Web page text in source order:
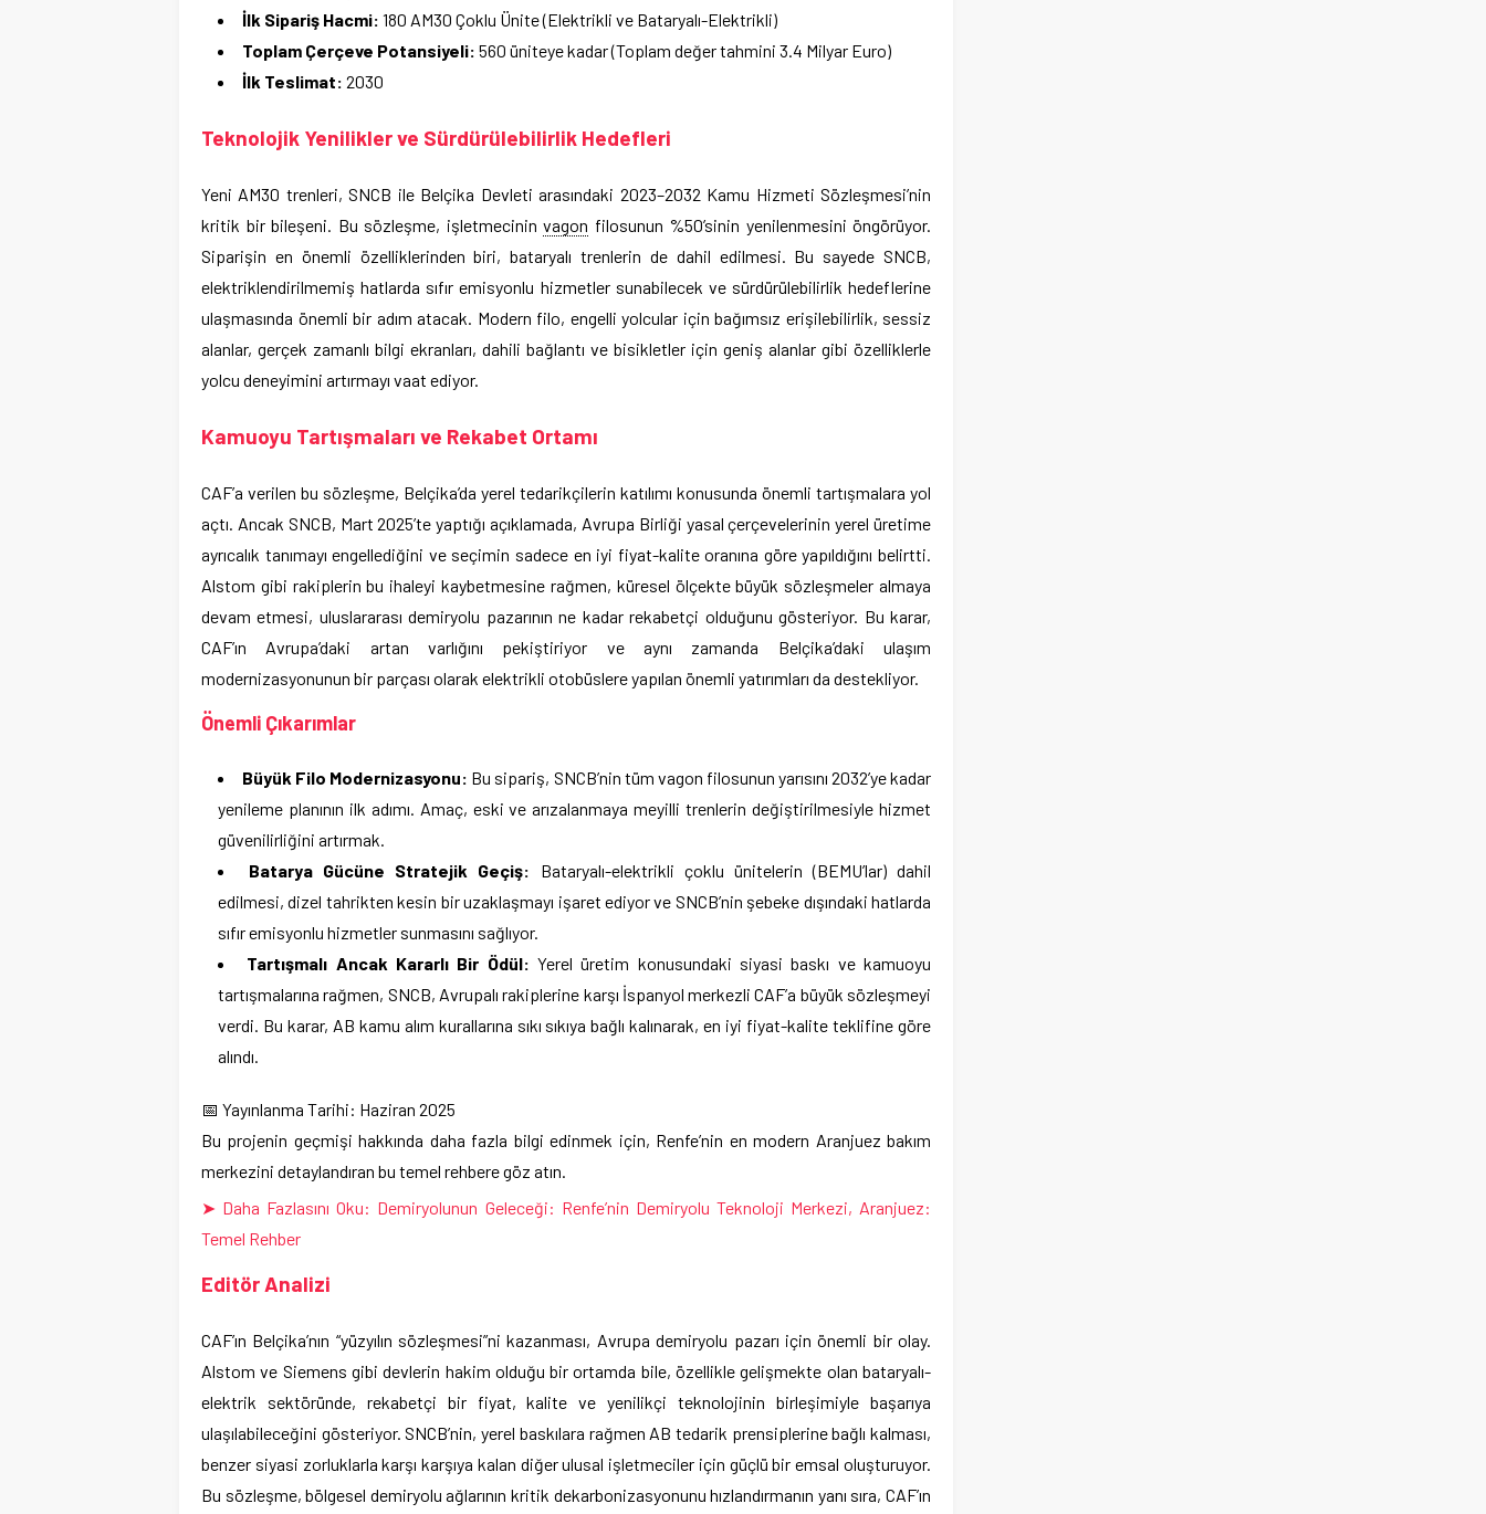
İlk Sipariş Hacmi: 180 AM30 Çoklu Ünite (Elektrikli ve Bataryalı-Elektrikli)
Toplam Çerçeve Potansiyeli: 560 üniteye kadar (Toplam değer tahmini 3.4 Milyar Euro)
İlk Teslimat: 2030
Teknolojik Yenilikler ve Sürdürülebilirlik Hedefleri
Yeni AM30 trenleri, SNCB ile Belçika Devleti arasındaki 2023–2032 Kamu Hizmeti Sözleşmesi’nin
kritik bir bileşeni. Bu sözleşme, işletmecinin vagon filosunun %50’sinin yenilenmesini öngörüyor.
Siparişin en önemli özelliklerinden biri, bataryalı trenlerin de dahil edilmesi. Bu sayede SNCB,
elektriklendirilmemiş hatlarda sıfır emisyonlu hizmetler sunabilecek ve sürdürülebilirlik hedeflerine
ulaşmasında önemli bir adım atacak. Modern filo, engelli yolcular için bağımsız erişilebilirlik, sessiz
alanlar, gerçek zamanlı bilgi ekranları, dahili bağlantı ve bisikletler için geniş alanlar gibi özelliklerle
yolcu deneyimini artırmayı vaat ediyor.
Kamuoyu Tartışmaları ve Rekabet Ortamı
CAF’a verilen bu sözleşme, Belçika’da yerel tedarikçilerin katılımı konusunda önemli tartışmalara yol
açtı. Ancak SNCB, Mart 2025’te yaptığı açıklamada, Avrupa Birliği yasal çerçevelerinin yerel üretime
ayrıcalık tanımayı engellediğini ve seçimin sadece en iyi fiyat-kalite oranına göre yapıldığını belirtti.
Alstom gibi rakiplerin bu ihaleyi kaybetmesine rağmen, küresel ölçekte büyük sözleşmeler almaya
devam etmesi, uluslararası demiryolu pazarının ne kadar rekabetçi olduğunu gösteriyor. Bu karar,
CAF’ın Avrupa’daki artan varlığını pekiştiriyor ve aynı zamanda Belçika’daki ulaşım
modernizasyonunun bir parçası olarak elektrikli otobüslere yapılan önemli yatırımları da destekliyor.
Önemli Çıkarımlar
Büyük Filo Modernizasyonu: Bu sipariş, SNCB’nin tüm vagon filosunun yarısını 2032’ye kadar
yenileme planının ilk adımı. Amaç, eski ve arızalanmaya meyilli trenlerin değiştirilmesiyle hizmet
güvenilirliğini artırmak.
Batarya Gücüne Stratejik Geçiş: Bataryalı-elektrikli çoklu ünitelerin (BEMU’lar) dahil
edilmesi, dizel tahrikten kesin bir uzaklaşmayı işaret ediyor ve SNCB’nin şebeke dışındaki hatlarda
sıfır emisyonlu hizmetler sunmasını sağlıyor.
Tartışmalı Ancak Kararlı Bir Ödül: Yerel üretim konusundaki siyasi baskı ve kamuoyu
tartışmalarına rağmen, SNCB, Avrupalı rakiplerine karşı İspanyol merkezli CAF’a büyük sözleşmeyi
verdi. Bu karar, AB kamu alım kurallarına sıkı sıkıya bağlı kalınarak, en iyi fiyat-kalite teklifine göre
alındı.
📅 Yayınlanma Tarihi: Haziran 2025
Bu projenin geçmişi hakkında daha fazla bilgi edinmek için, Renfe’nin en modern Aranjuez bakım
merkezini detaylandıran bu temel rehbere göz atın.
➤ Daha Fazlasını Oku: Demiryolunun Geleceği: Renfe’nin Demiryolu Teknoloji Merkezi, Aranjuez:
Temel Rehber
Editör Analizi
CAF’ın Belçika’nın “yüzyılın sözleşmesi”ni kazanması, Avrupa demiryolu pazarı için önemli bir olay.
Alstom ve Siemens gibi devlerin hakim olduğu bir ortamda bile, özellikle gelişmekte olan bataryalı-
elektrik sektöründe, rekabetçi bir fiyat, kalite ve yenilikçi teknolojinin birleşimiyle başarıya
ulaşılabileceğini gösteriyor. SNCB’nin, yerel baskılara rağmen AB tedarik prensiplerine bağlı kalması,
benzer siyasi zorluklarla karşı karşıya kalan diğer ulusal işletmeciler için güçlü bir emsal oluşturuyor.
Bu sözleşme, bölgesel demiryolu ağlarının kritik dekarbonizasyonunu hızlandırmanın yanı sıra, CAF’ın